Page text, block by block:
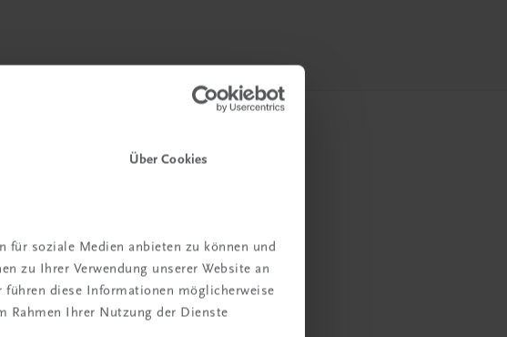
Über Cookies
für soziale Medien anbieten zu können und
zu Ihrer Verwendung unserer Website an
führen diese Informationen möglicherweise
Rahmen Ihrer Nutzung der Dienste